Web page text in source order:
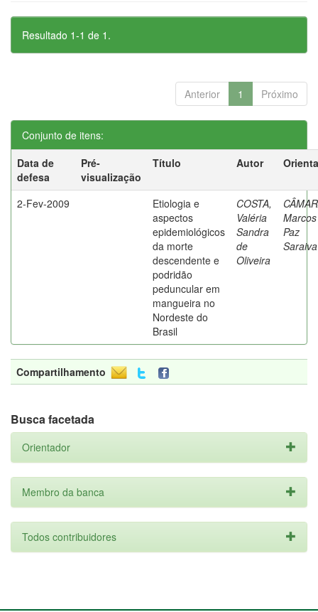
Resultado 1-1 de 1.
Anterior 1 Próximo
Conjunto de itens:
Data de
defesa
Pré-
visualização
Título Autor
2-Fev-2009
Etiologia e
aspectos
epidemiológicos
da morte
descendente e
podridão
peduncular em
mangueira no
Nordeste do
Brasil
COSTA,
Valéria
Sandra
de
Oliveira
Marcos
Paz
Saraiva
Compartilhamento
Busca facetada
Orientador
Membro da banca
Todos contribuidores